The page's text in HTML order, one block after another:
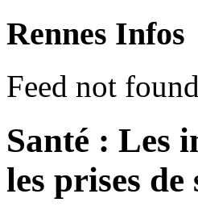
Rennes Infos
Feed not
Santé : Les
les prises de